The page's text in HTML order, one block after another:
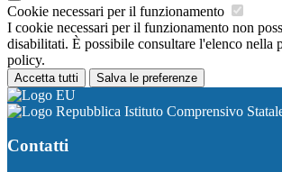
Cookie necessari per il funzionamento
I cookie necessari per il funzionamento non
disabilitati. È possibile consultare l'elenco nella
policy.
Accetta tutti Salva le preferenze
Istituto Comprensivo
Contatti